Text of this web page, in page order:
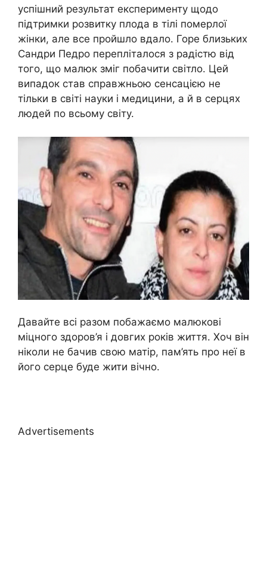
успішний результат експерименту щодо
підтримки розвитку плода в тілі померлої
жінки, але все пройшло вдало. Горе близьких
Сандри Педро перепліталося з радістю від
того, що малюк зміг побачити світло. Цей
випадок став справжньою сенсацією не
тільки в світі науки і медицини, а й в серцях
людей по всьому світу.
Давайте всі разом побажаємо малюкові
міцного здоров’я і довгих років життя. Хоч він
ніколи не бачив свою матір, пам’ять про неї в
його серце буде жити вічно.
Advertisements